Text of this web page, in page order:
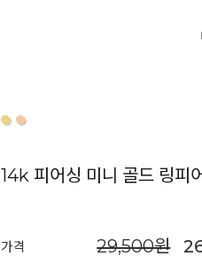
14k 피어싱 미니 골드 링피
가격 29,500원